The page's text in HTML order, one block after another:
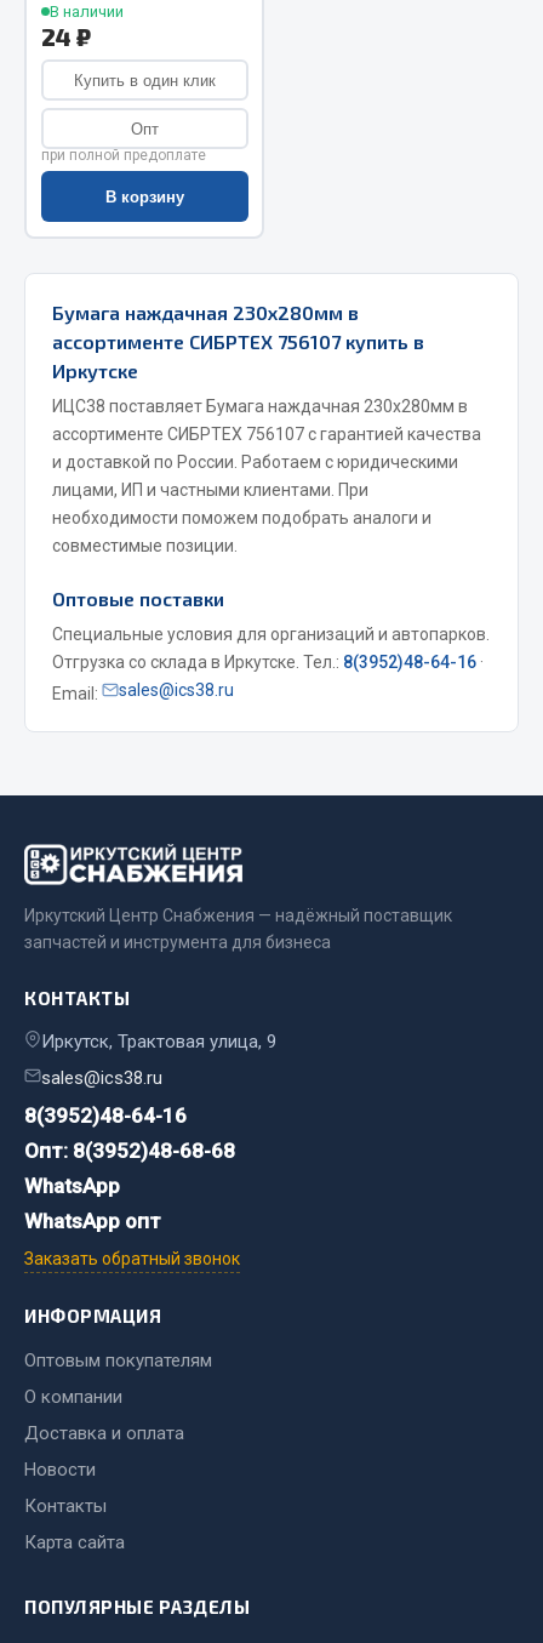
Весь раздел
Автомобильная электрика
Автолампы
Вилки нагрузочные
Выключатели и переключатели клавишные
Выключатели кнопочные
Выключатель массы
Изолента
Показать ещё
Весь раздел
Амортизаторы для полуприцепов
Весь раздел
Система питания
Система охлаждения
Коробка передач
Коробка передач ZF
Весь раздел
Система питания
Тормозная система
Двери
Окно ветровое
Двигатель
В наличии
24 ₽
Купить в один клик
Опт
при полной предоплате
В корзину
Бумага наждачная 230х280мм в
ассортименте СИБРТЕХ 756107 купить в
Иркутске
ИЦС38 поставляет Бумага наждачная 230х280мм в
ассортименте СИБРТЕХ 756107 с гарантией качества
и доставкой по России. Работаем с юридическими
лицами, ИП и частными клиентами. При
необходимости поможем подобрать аналоги и
совместимые позиции.
Оптовые поставки
Специальные условия для организаций и автопарков.
Отгрузка со склада в Иркутске. Тел.: 8(3952)48-64-16 ·
Email:
sales@ics38.ru
Иркутский Центр Снабжения — надёжный поставщик
запчастей и инструмента для бизнеса
КОНТАКТЫ
Иркутск, Трактовая улица, 9
sales@ics38.ru
8(3952)48-64-16
Опт: 8(3952)48-68-68
WhatsApp
WhatsApp опт
Заказать обратный звонок
ИНФОРМАЦИЯ
Оптовым покупателям
О компании
Доставка и оплата
Новости
Контакты
Карта сайта
ПОПУЛЯРНЫЕ РАЗДЕЛЫ